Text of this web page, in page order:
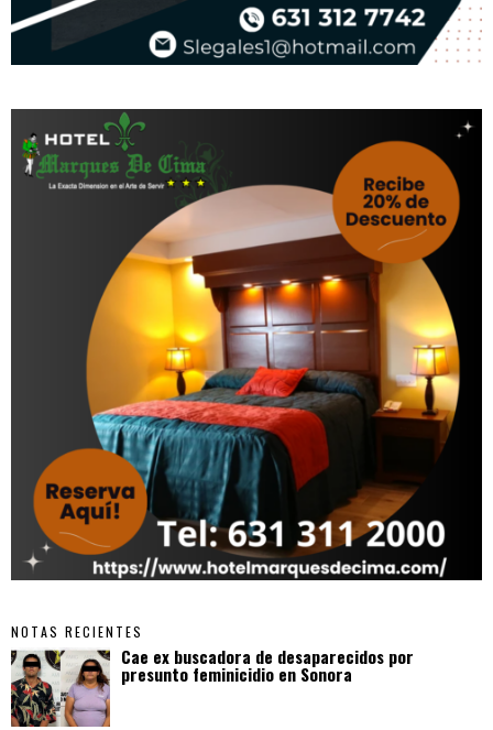
NOTAS RECIENTES
Cae ex buscadora de desaparecidos por
presunto feminicidio en Sonora